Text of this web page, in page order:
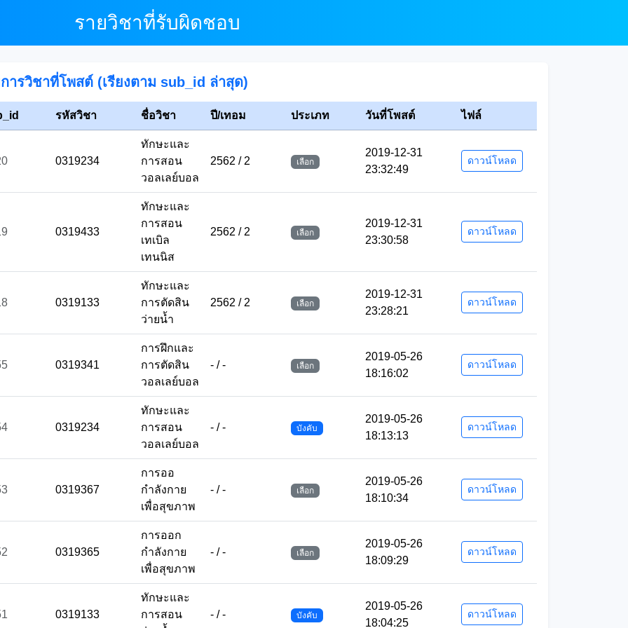
รายวิชาที่รับผิดชอบ
ารวิชาที่โพสต์ (เรียงตาม sub_id ล่าสุด)
รหัสวิชา ชื่อวิชา ปี/เทอม ประเภท วันที่โพสต์ ไฟล์
0319234
ทักษะและ
การสอน
วอลเลย์บอล
2562 / 2 เลือก
2019-12-31
23:32:49
ดาวน์โหลด
0319433
ทักษะและ
การสอน
เทเบิล
เทนนิส
2562 / 2 เลือก
2019-12-31
23:30:58
ดาวน์โหลด
0319133
ทักษะและ
การตัดสิน
ว่ายน้ำ
2562 / 2 เลือก
2019-12-31
23:28:21
ดาวน์โหลด
0319341
การฝึกและ
การตัดสิน
วอลเลย์บอล
- / - เลือก
2019-05-26
18:16:02
ดาวน์โหลด
0319234
ทักษะและ
การสอน
วอลเลย์บอล
- / - บังคับ
2019-05-26
18:13:13
ดาวน์โหลด
0319367
การออ
กำลังกาย
เพื่อสุขภาพ
- / - เลือก
2019-05-26
18:10:34
ดาวน์โหลด
0319365
การออก
กำลังกาย
เพื่อสุขภาพ
- / - เลือก
2019-05-26
18:09:29
ดาวน์โหลด
0319133
ทักษะและ
การสอน
- / - บังคับ
2019-05-26
18:04:25
ดาวน์โหลด